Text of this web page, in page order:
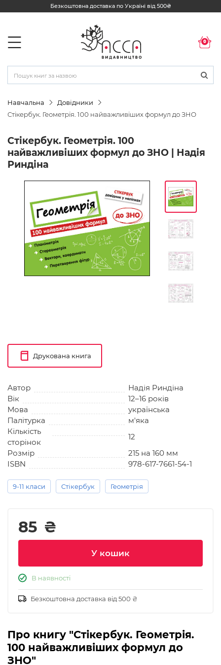
Безкоштовна доставка по Україні від 500₴
0
Навчальна
Довідники
Стікербук. Геометрія. 100 найважливіших формул до ЗНО
Стікербук. Геометрія. 100
найважливіших формул до ЗНО | Надія
Риндіна
Друкована книга
Автор
Надія Риндіна
Вік
12–16 років
Мова
українська
Палітурка
м'яка
Кількість
сторінок
12
Розмір
215 на 160 мм
ISBN
978-617-7661-54-1
9-11 класи Стікербук Геометрія
85 ₴
У кошик
В наявності
Безкоштовна доставка від 500 ₴
Про книгу "Стікербук. Геометрія.
100 найважливіших формул до
ЗНО"